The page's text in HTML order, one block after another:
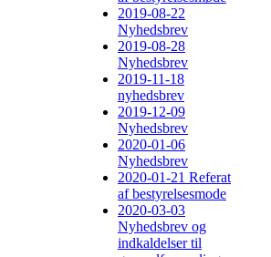
2019-08-22
Nyhedsbrev
2019-08-28
Nyhedsbrev
2019-11-18
nyhedsbrev
2019-12-09
Nyhedsbrev
2020-01-06
Nyhedsbrev
2020-01-21 Referat
af bestyrelsesmode
2020-03-03
Nyhedsbrev og
indkaldelser til